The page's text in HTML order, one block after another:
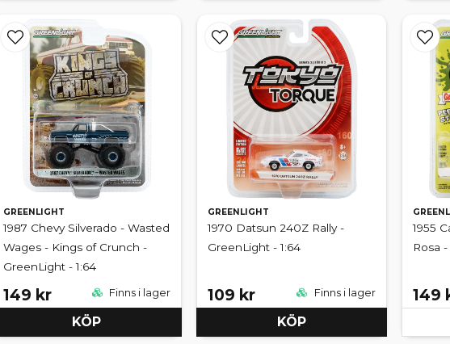
GREENLIGHT
1987 Chevy Silverado - Wasted
Wages - Kings of Crunch -
GreenLight - 1:64
149 kr Finns i lager
KÖP
GREENLIGHT
1970 Datsun 240Z Rally -
GreenLight - 1:64
109 kr Finns i lager
KÖP
1955
Rosa
149